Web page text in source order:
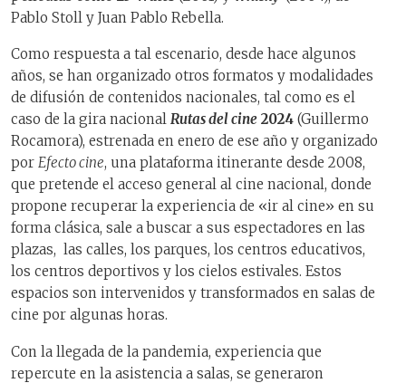
Pablo Stoll y Juan Pablo Rebella.
Como respuesta a tal escenario, desde hace algunos
años, se han organizado otros formatos y modalidades
de difusión de contenidos nacionales, tal como es el
caso de la gira nacional Rutas del cine 2024 (Guillermo
Rocamora), estrenada en enero de ese año y organizado
por Efecto cine, una plataforma itinerante desde 2008,
que pretende el acceso general al cine nacional, donde
propone recuperar la experiencia de «ir al cine» en su
forma clásica, sale a buscar a sus espectadores en las
plazas, las calles, los parques, los centros educativos,
los centros deportivos y los cielos estivales. Estos
espacios son intervenidos y transformados en salas de
cine por algunas horas.
Con la llegada de la pandemia, experiencia que
repercute en la asistencia a salas, se generaron